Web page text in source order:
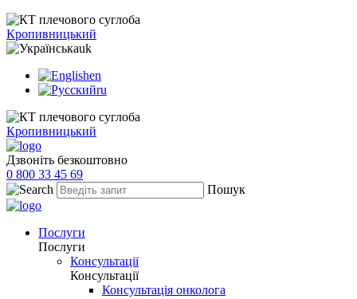
Кропивницький
uk
en
ru
Кропивницький
Дзвоніть безкоштовно
0 800 33 45 69
Пошук
Послуги
Послуги
Консультації
Консультації
Консультація онколога